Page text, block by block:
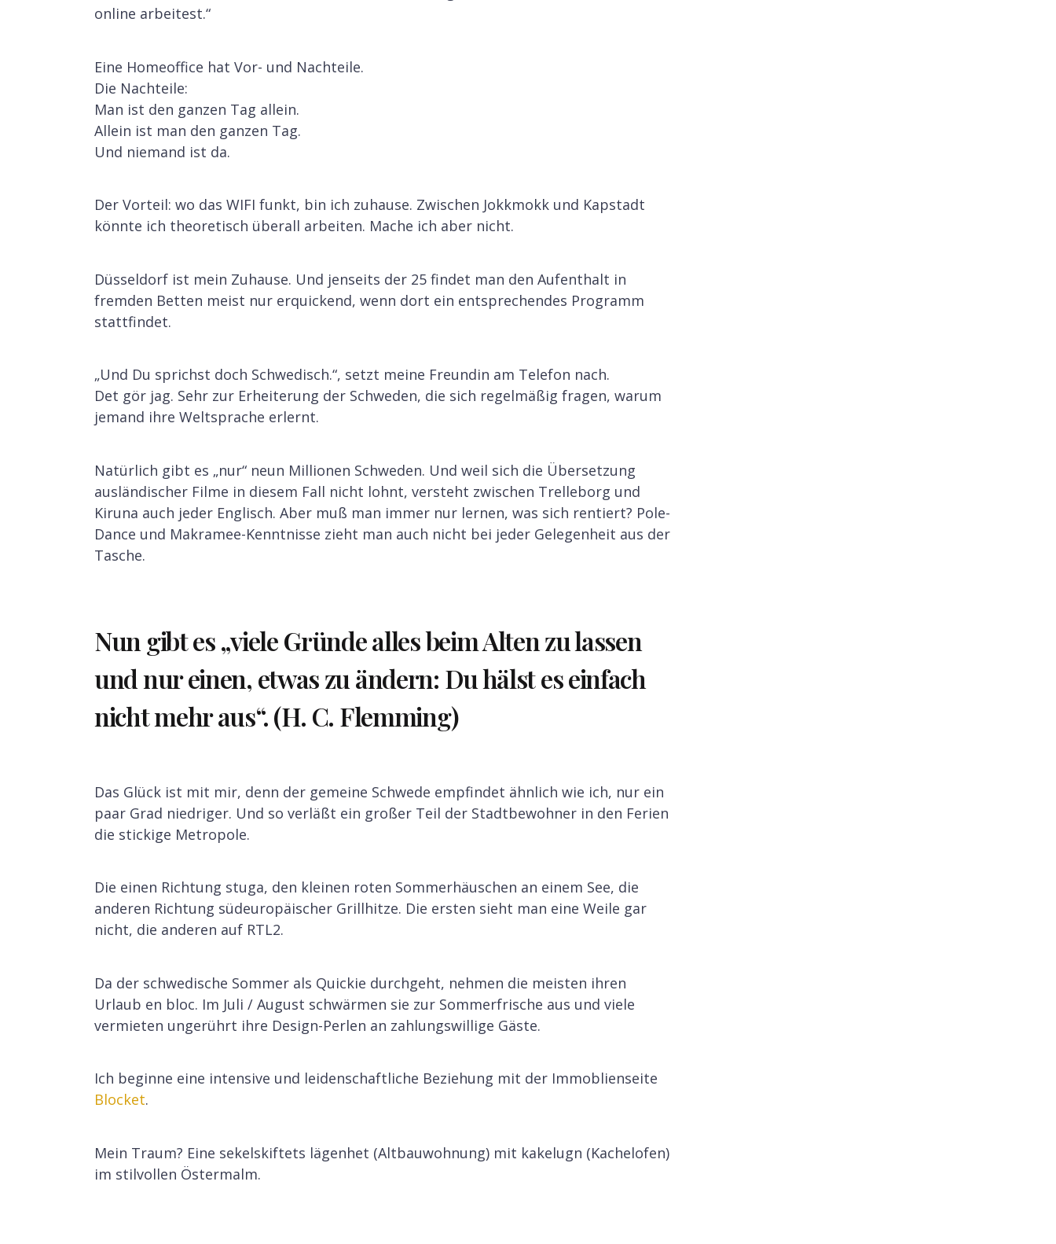
online arbeitest.“
Eine Homeoffice hat Vor- und Nachteile.
Die Nachteile:
Man ist den ganzen Tag allein.
Allein ist man den ganzen Tag.
Und niemand ist da.
Der Vorteil: wo das WIFI funkt, bin ich zuhause. Zwischen Jokkmokk und Kapstadt
könnte ich theoretisch überall arbeiten. Mache ich aber nicht.
Düsseldorf ist mein Zuhause. Und jenseits der 25 findet man den Aufenthalt in
fremden Betten meist nur erquickend, wenn dort ein entsprechendes Programm
stattfindet.
„Und Du sprichst doch Schwedisch.“, setzt meine Freundin am Telefon nach.
Det gör jag. Sehr zur Erheiterung der Schweden, die sich regelmäßig fragen, warum
jemand ihre Weltsprache erlernt.
Natürlich gibt es „nur“ neun Millionen Schweden. Und weil sich die Übersetzung
ausländischer Filme in diesem Fall nicht lohnt, versteht zwischen Trelleborg und
Kiruna auch jeder Englisch. Aber muß man immer nur lernen, was sich rentiert? Pole-
Dance und Makramee-Kenntnisse zieht man auch nicht bei jeder Gelegenheit aus der
Tasche.
Nun gibt es „viele Gründe alles beim Alten zu lassen
und nur einen, etwas zu ändern: Du hälst es einfach
nicht mehr aus“. (H. C. Flemming)
Das Glück ist mit mir, denn der gemeine Schwede empfindet ähnlich wie ich, nur ein
paar Grad niedriger. Und so verläßt ein großer Teil der Stadtbewohner in den Ferien
die stickige Metropole.
Die einen Richtung stuga, den kleinen roten Sommerhäuschen an einem See, die
anderen Richtung südeuropäischer Grillhitze. Die ersten sieht man eine Weile gar
nicht, die anderen auf RTL2.
Da der schwedische Sommer als Quickie durchgeht, nehmen die meisten ihren
Urlaub en bloc. Im Juli / August schwärmen sie zur Sommerfrische aus und viele
vermieten ungerührt ihre Design-Perlen an zahlungswillige Gäste.
Ich beginne eine intensive und leidenschaftliche Beziehung mit der Immoblienseite
Blocket.
Mein Traum? Eine sekelskiftets lägenhet (Altbauwohnung) mit kakelugn (Kachelofen)
im stilvollen Östermalm.